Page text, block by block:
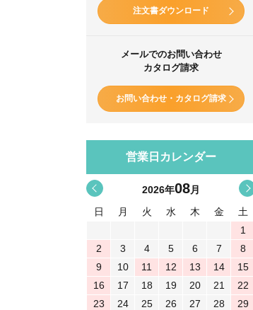
注文書ダウンロード
メールでのお問い合わせ
カタログ請求
お問い合わせ・カタログ請求
営業日カレンダー
< 2026年08月
日
月 火 水 木 金
土
1
2
3 4 5 6 7
8
9
10 11 12 13 14
15
16
17 18 19 20 21
22
23
24 25 26 27 28
29